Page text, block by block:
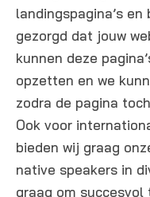
landingspagina’s
gezorgd dat jouw
kunnen deze
opzetten en we
zodra de pagina
Ook voor
bieden wij graag
native speakers in
graag om